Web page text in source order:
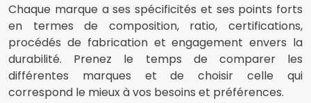
Chaque marque a ses spécificités et ses points forts
en termes de composition, ratio, certifications,
procédés de fabrication et engagement envers la
durabilité. Prenez le temps de comparer les
différentes marques et de choisir celle qui
correspond le mieux à vos besoins et préférences.